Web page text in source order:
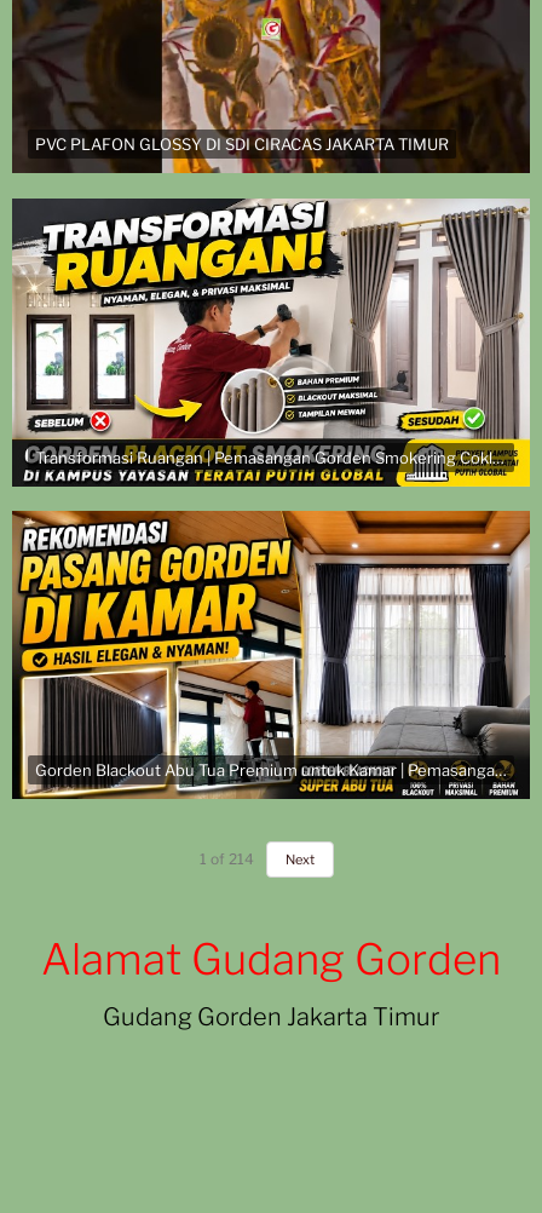
PVC PLAFON GLOSSY DI SDI CIRACAS JAKARTA TIMUR
Transformasi Ruangan | Pemasangan Gorden Smokering Coklat di Kampus Yayasan Teratai Putih Global
Gorden Blackout Abu Tua Premium untuk Kamar | Pemasangan di Komplek TNI AL
1 of 214 Next
Alamat Gudang Gorden
Gudang Gorden Jakarta Timur